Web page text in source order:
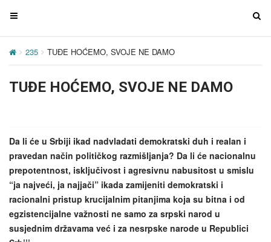
T
g
e
i
g
a
i
o
n
T
g
a
235 TUĐE HOĆEMO, SVOJE NE DAMO
TUĐE HOĆEMO, SVOJE NE DAMO
Da li će u Srbiji ikad nadvladati demokratski duh i realan i
pravedan način političkog razmišljanja? Da li će nacionalnu
prepotentnost, isključivost i agresivnu nabusitost u smislu
“ja najveći, ja najjači” ikada zamijeniti demokratski i
racionalni pristup krucijalnim pitanjima koja su bitna i od
egzistencijalne važnosti ne samo za srpski narod u
susjednim državama već i za nesrpske narode u Republici